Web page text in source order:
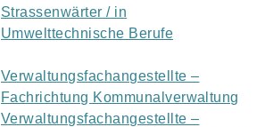
Strassenwärter / in
Umwelttechnische Berufe
Verwaltungsfachangestellte –
Fachrichtung Kommunalverwaltung
Verwaltungsfachangestellte –